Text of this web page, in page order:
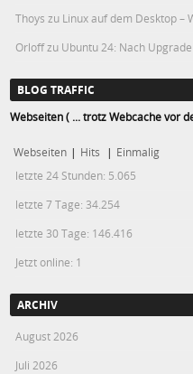
Thoys zu Linux auf dem Desktop –
Orloffzu Ubuntu 24: Nach
BLOG TRAFFIC
Webseiten ( ... trotz Webcache vor
Webseiten | Hits | Einmalig
letzte 24 Stunden: 5.065
letzte 7 Tage: 34.254
letzte 30 Tage: 146.416
Jetzt online: 1
ARCHIV
August 2026
Juli 2026